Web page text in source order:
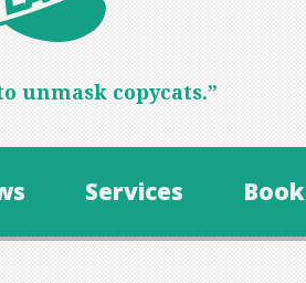
unmask copycats.”
Services